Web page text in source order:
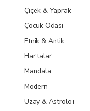
Çiçek & Yaprak
Çocuk Odası
Etnik & Antik
Haritalar
Mandala
Modern
Uzay & Astroloji